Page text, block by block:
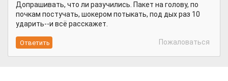
Допрашивать, что ли разучились. Пакет на голову, по
почкам постучать, шокером потыкать, под дых раз 10
ударить--и всё расскажет.
Пожаловаться